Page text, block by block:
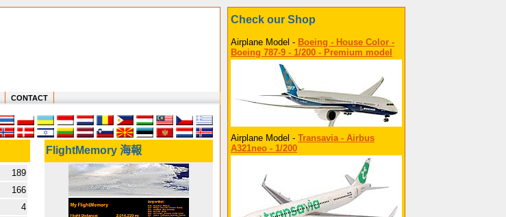
CONTACT
FlightMemory 海報
189
166
4
Check our Shop
Airplane Model - Boeing - House Color -
Boeing 787-9 - 1/200 - Premium model
Airplane Model - Transavia - Airbus
A321neo - 1/200